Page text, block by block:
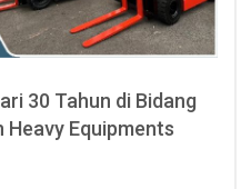
30 Tahun di Bidang
Heavy Equipments